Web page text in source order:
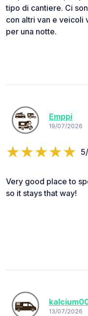
tipo di cantiere. Ci
con altri van e veicoli
per una notte.
Emppi
19/07/2026
Very good place to
so it stays that way!
13/07/2026